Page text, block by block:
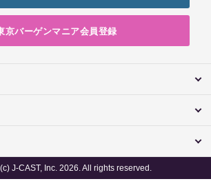
京バーゲンマニア会員登録
J-CAST, Inc. 2026. All rights reserved.